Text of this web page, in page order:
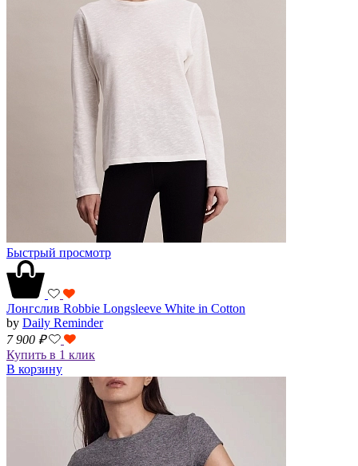
Быстрый просмотр
Лонгслив Robbie Longsleeve White in Cotton
by Daily Reminder
7 900 ₽
Купить в 1 клик
В корзину